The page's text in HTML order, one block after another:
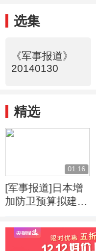
选集
《军事报道》
20140130
精选
01:16
[军事报道]日本增
加防卫预算拟建高